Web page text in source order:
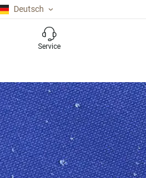
Deutsch
Service